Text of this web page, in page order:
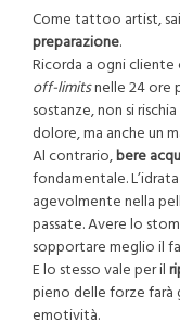
Come tattoo artist,
preparazione.
Ricorda a ogni cliente
off-limitsnelle 24 ore
sostanze, non si
dolore, ma anche un
Al contrario,bere
fondamentale.
agevolmente nella
passate. Avere lo
sopportare meglio il
E lo stesso vale per il
pieno delle forze
emotività.